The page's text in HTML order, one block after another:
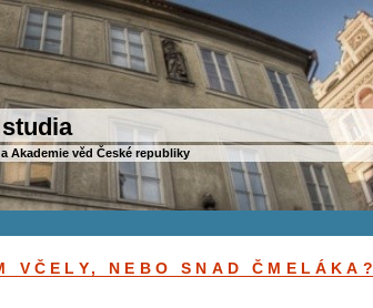
Akademie věd České republiky
VČELY, NEBO SNAD ČMELÁKA?